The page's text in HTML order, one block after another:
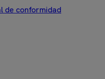
de conformidad